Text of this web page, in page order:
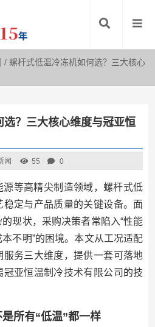
/ 螺杆式低温冷冻机如何选？三大核心
？三大核心维度与冠亚恒
闻 55 0
源等高精尖制造领域，螺杆式低
定与产品质量的关键设备。面
现状，采购决策者常陷入“性能
不明”的困境。本文从工况适配
务三大维度，提供一套可落地
亚恒温制冷技术有限公司的技
所有“低温”都一样